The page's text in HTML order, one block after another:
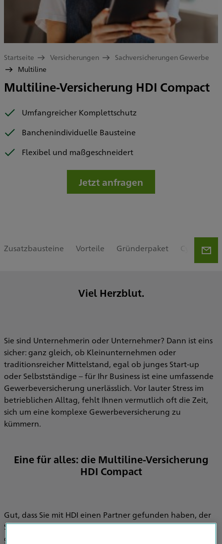
Startseite Versicherungen
Sachversicherungen Gewerbe
Multiline
Multiline-Versicherung HDI Compact
Umfangreicher Komplettschutz
Banchenindividuelle Bausteine
Flexibel und maßgeschneidert
Jetzt anfragen
Zusatzbausteine Vorteile Gründerpaket Cyber-
Viel Herzblut.
Sie sind Unternehmerin oder Unternehmer? Dann ist eins
sicher: ganz gleich, ob Kleinunternehmen oder
traditionsreicher Mittelstand, egal ob junges Start-up
oder Selbstständige – für Ihr Business ist eine umfassende
Gewerbeversicherung unerlässlich. Vor lauter Stress im
betrieblichen Alltag, fehlt Ihnen vermutlich oft die Zeit,
sich um eine komplexe Gewerbeversicherung zu
kümmern.
Eine für alles: die Multiline-Versicherung
HDI Compact
Gut, dass Sie mit HDI einen Partner gefunden haben, der
Sie und Ihr Unernehmen entsprechend absichert und
genau auf die Bedürfnisse Ihres Unternehmens eingeht –